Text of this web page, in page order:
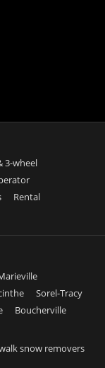
3-wheel
Rental
Sorel-Tracy
Boucherville
snow removers